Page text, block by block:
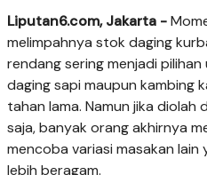
Liputan6.com, Jakarta -
melimpahnya stok daging
rendang sering menjadi
daging sapi maupun kambing
tahan lama. Namun jika
saja, banyak orang akhirnya
mencoba variasi masakan
lebih beragam.